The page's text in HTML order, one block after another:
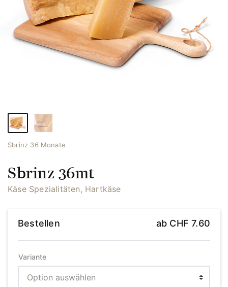
Sbrinz 36 Monate
Sbrinz 36mt
Käse Spezialitäten, Hartkäse
Bestellen ab CHF 7.60
Variante